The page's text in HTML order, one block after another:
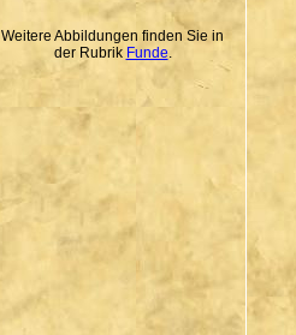
Weitere Abbildungen finden Sie in
der Rubrik Funde.